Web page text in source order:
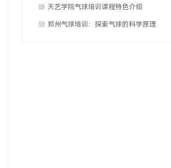
天艺学院气球培训课程特色介绍
郑州气球培训：探索气球的科学原理